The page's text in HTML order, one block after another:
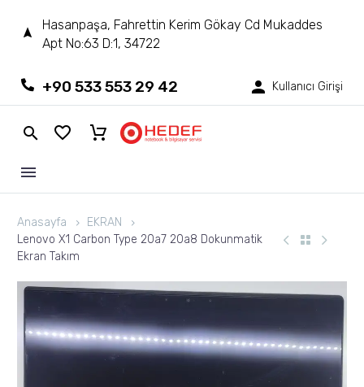
Hasanpaşa, Fahrettin Kerim Gökay Cd Mukaddes
Apt No:63 D:1, 34722
+90 533 553 29 42 Kullanıcı Girişi
Anasayfa
EKRAN
Lenovo X1 Carbon Type 20a7 20a8 Dokunmatik
Ekran Takım